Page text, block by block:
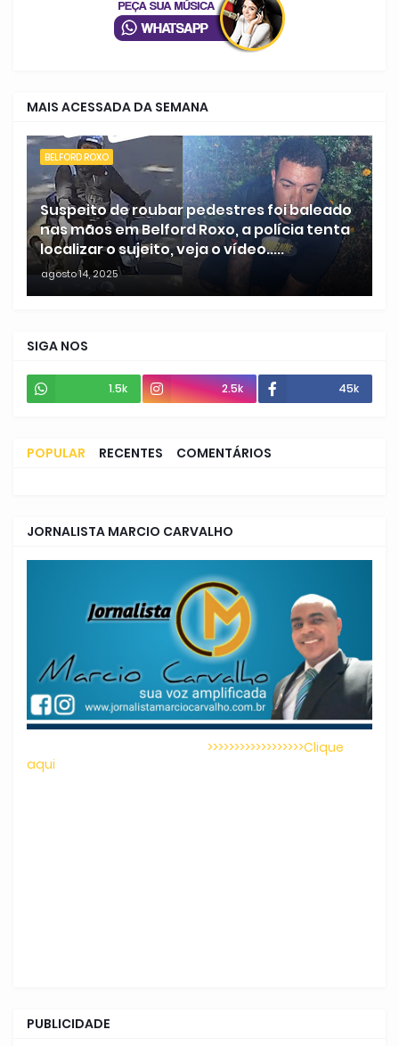
MAIS ACESSADA DA SEMANA
BELFORD ROXO
Suspeito de roubar pedestres foi baleado
nas mãos em Belford Roxo, a polícia tenta
localizar o sujeito, veja o vídeo.....
agosto 14, 2025
SIGA NOS
1.5k 2.5k 45k
POPULAR RECENTES COMENTÁRIOS
JORNALISTA MARCIO CARVALHO
>>>>>>>>>>>>>>>>>>Clique
aqui
PUBLICIDADE